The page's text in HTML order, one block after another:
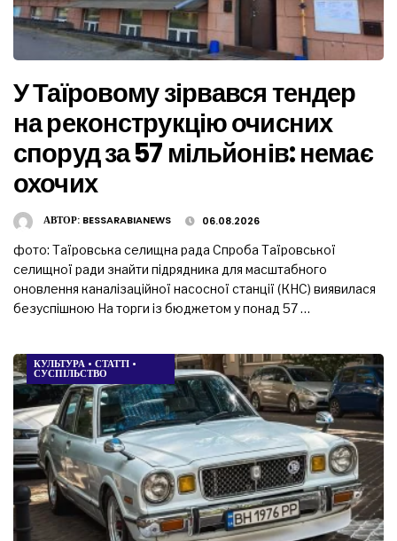
У Таїровому зірвався тендер
на реконструкцію очисних
споруд за 57 мільйонів: немає
охочих
АВТОР: BESSARABIANEWS 06.08.2026
фото: Таїровська селищна рада Спроба Таїровської
селищної ради знайти підрядника для масштабного
оновлення каналізаційної насосної станції (КНС) виявилася
безуспішною На торги із бюджетом у понад 57 …
КУЛЬТУРА • СТАТТІ •
СУСПІЛЬСТВО